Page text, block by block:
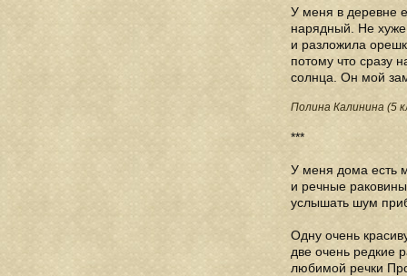
У меня в деревне
нарядный. Не хуже
и разложила
потому что сразу
солнца. Он мой
Полина Калинина (5
***
У меня дома есть
и речные
услышать шум
Одну очень
две очень редкие
любимой речки